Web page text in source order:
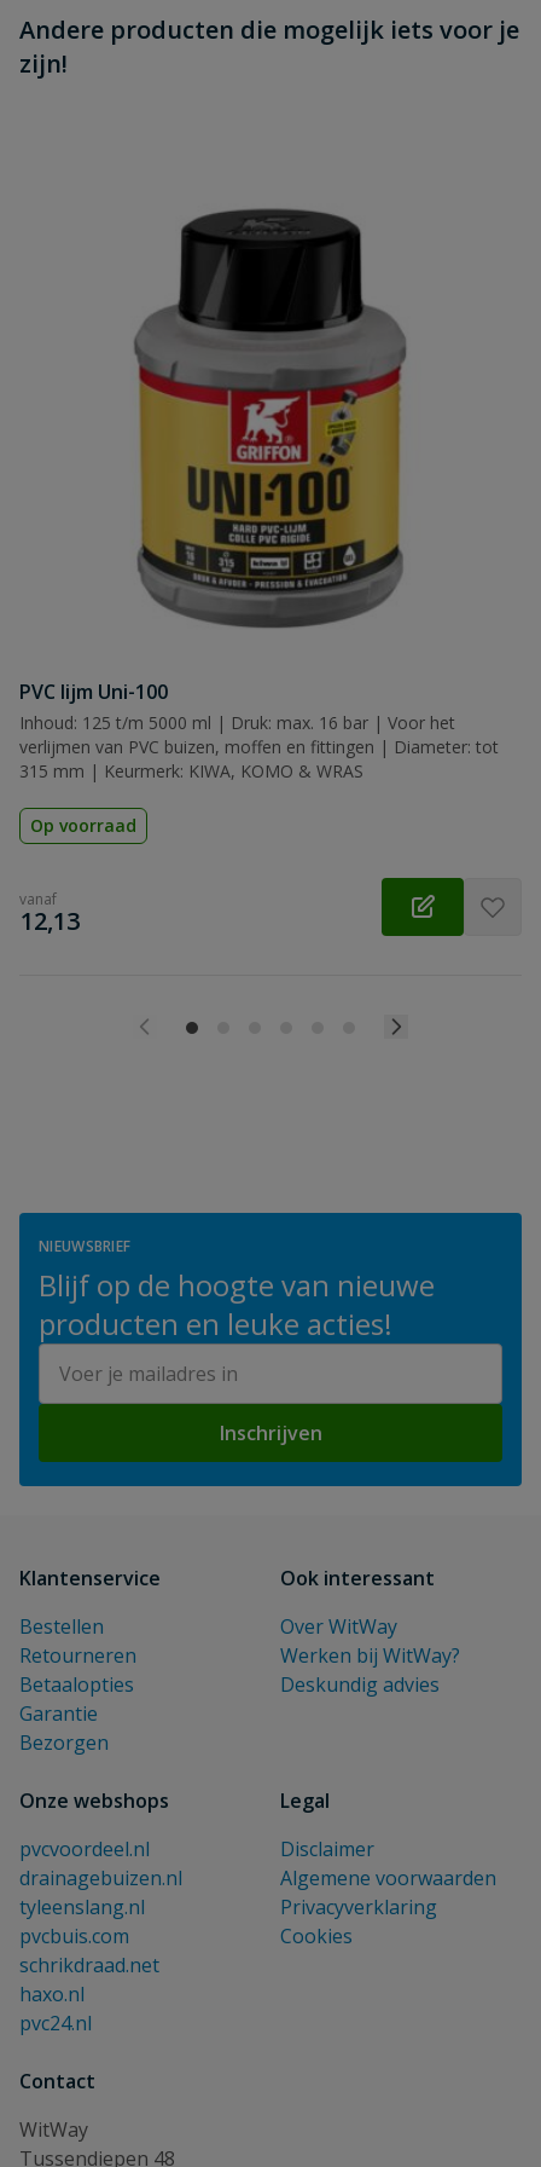
Andere producten die mogelijk iets voor je
zijn!
PVC lijm Uni-100
Inhoud: 125 t/m 5000 ml | Druk: max. 16 bar | Voor het
verlijmen van PVC buizen, moffen en fittingen | Diameter: tot
315 mm | Keurmerk: KIWA, KOMO & WRAS
Op voorraad
vanaf
€
12,13
NIEUWSBRIEF
Blijf op de hoogte van nieuwe
producten en leuke acties!
Inschrijven
Klantenservice
Bestellen
Retourneren
Betaalopties
Garantie
Bezorgen
Ook interessant
Over WitWay
Werken bij WitWay?
Deskundig advies
Onze webshops
pvcvoordeel.nl
drainagebuizen.nl
tyleenslang.nl
pvcbuis.com
schrikdraad.net
haxo.nl
pvc24.nl
Legal
Disclaimer
Algemene voorwaarden
Privacyverklaring
Cookies
Contact
WitWay
Tussendiepen 48